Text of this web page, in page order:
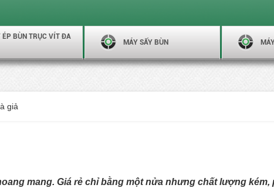
ÉP BÙN TRỤC VÍT ĐA
MÁY SẤY BÙN
giả
mang. Giá rẻ chỉ bằng một nửa nhưng chất lượng